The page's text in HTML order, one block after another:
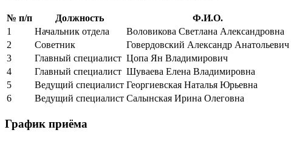
№ п/п Должность Ф.И.О.
1
Начальник отдела Воловикова Светлана Александровна
2
Советник Говердовский Александр Анатольевич
3
Главный специалист Цопа Ян Владимирович
4
Главный специалист Шуваева Елена Владимировна
5
Ведущий специалист Георгиевская Наталья Юрьевна
6
Ведущий специалист Салынская Ирина Олеговна
График приёма